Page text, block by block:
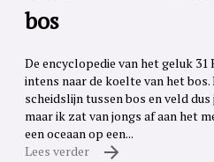
bos
De encyclopedie van het geluk
intens naar de koelte van het
scheidslijn tussen bos en veld
maar ik zat van jongs af aan het
een oceaan op een...
Lees verder